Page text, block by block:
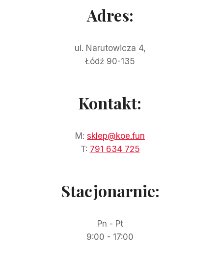
Adres:
ul. Narutowicza 4,
Łódź 90-135
Kontakt:
M: sklep@koe.fun
T: 791 634 725
Stacjonarnie:
Pn - Pt
9:00 - 17:00